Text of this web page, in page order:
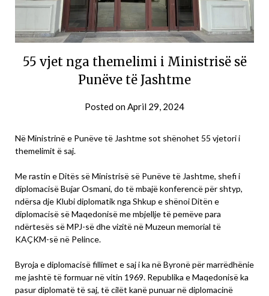
55 vjet nga themelimi i Ministrisë së
Punëve të Jashtme
Posted on April 29, 2024
Në Ministrinë e Punëve të Jashtme sot shënohet 55 vjetori i
themelimit ë saj.
Me rastin e Ditës së Ministrisë së Punëve të Jashtme, shefi i
diplomacisë Bujar Osmani, do të mbajë konferencë për shtyp,
ndërsa dje Klubi diplomatik nga Shkup e shënoi Ditën e
diplomacisë së Maqedonisë me mbjellje të pemëve para
ndërtesës së MPJ-së dhe vizitë në Muzeun memorial të
KAÇKM-së në Pelince.
Byroja e diplomacisë fillimet e saj i ka në Byronë për marrëdhënie
me jashtë të formuar në vitin 1969. Republika e Maqedonisë ka
pasur diplomatë të saj, të cilët kanë punuar në diplomacinë